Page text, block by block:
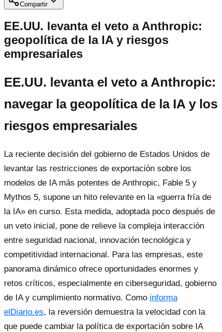
Compartir
EE.UU. levanta el veto a Anthropic:
geopolítica de la IA y riesgos
empresariales
EE.UU. levanta el veto a Anthropic:
navegar la geopolítica de la IA y los
riesgos empresariales
La reciente decisión del gobierno de Estados Unidos de
levantar las restricciones de exportación sobre los
modelos de IA más potentes de Anthropic, Fable 5 y
Mythos 5, supone un hito relevante en la «guerra fría de
la IA» en curso. Esta medida, adoptada poco después de
un veto inicial, pone de relieve la compleja interacción
entre seguridad nacional, innovación tecnológica y
competitividad internacional. Para las empresas, este
panorama dinámico ofrece oportunidades enormes y
retos críticos, especialmente en ciberseguridad, gobierno
de IA y cumplimiento normativo. Como informa
elDiario.es, la reversión demuestra la velocidad con la
que puede cambiar la política de exportación sobre IA